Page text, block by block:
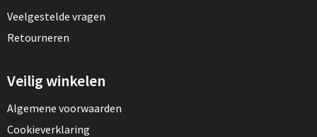
Veelgestelde vragen
Retourneren
Veilig winkelen
Algemene voorwaarden
Cookieverklaring